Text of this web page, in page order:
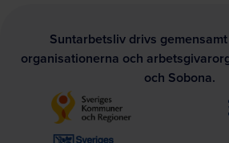
Suntarbetsliv drivs
organisationerna och
och Sobona.